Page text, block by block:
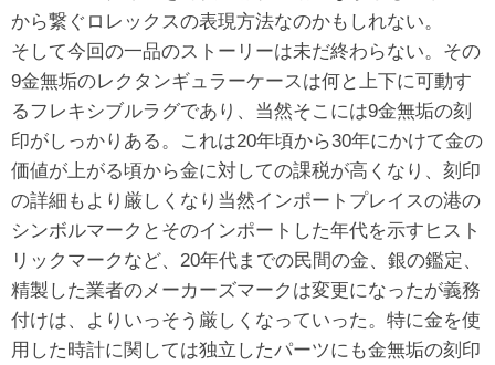
から繋ぐロレックスの表現方法なのかもしれない。
そして今回の一品のストーリーは未だ終わらない。その
9金無垢のレクタンギュラーケースは何と上下に可動す
るフレキシブルラグであり、当然そこには9金無垢の刻
印がしっかりある。これは20年頃から30年にかけて金の
価値が上がる頃から金に対しての課税が高くなり、刻印
の詳細もより厳しくなり当然インポートプレイスの港の
シンボルマークとそのインポートした年代を示すヒスト
リックマークなど、20年代までの民間の金、銀の鑑定、
精製した業者のメーカーズマークは変更になったが義務
付けは、よりいっそう厳しくなっていった。特に金を使
用した時計に関しては独立したパーツにも金無垢の刻印